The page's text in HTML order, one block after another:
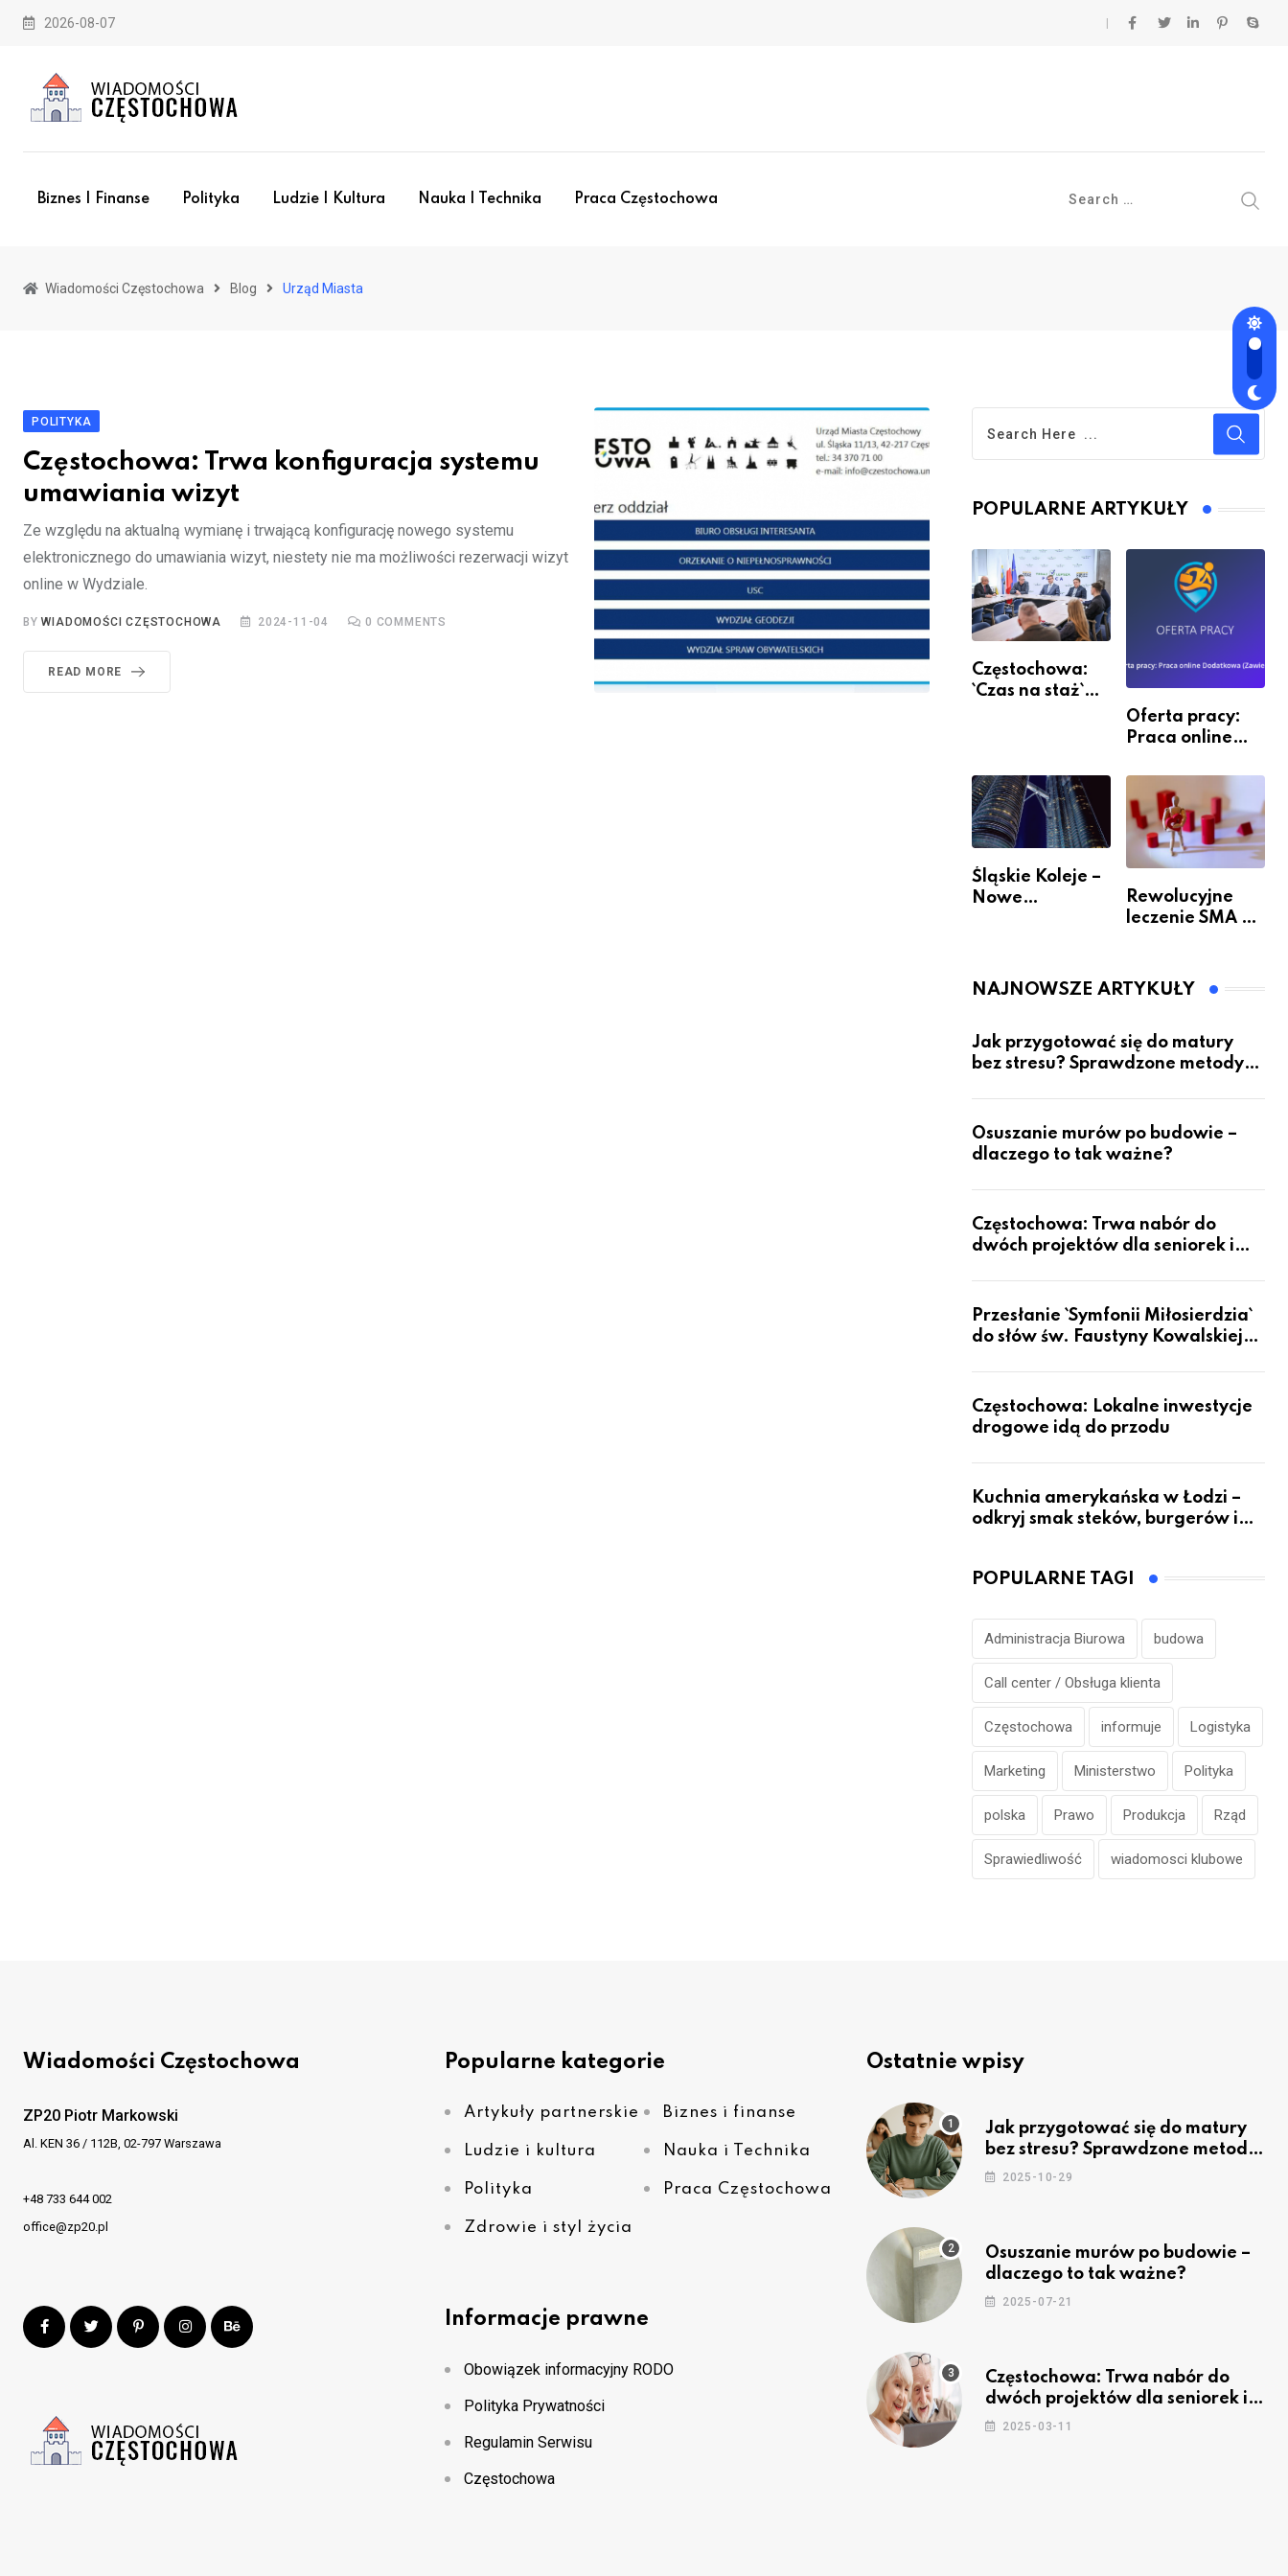
Skip
2026-08-07
Biznes I Finanse Polityka Ludzie I Kultura Nauka I Technika Praca Częstochowa
Wiadomości Częstochowa Blog Urząd Miasta
POLITYKA
Częstochowa: Trwa konfiguracja systemu
umawiania wizyt
Ze względu na aktualną wymianę i trwającą konfigurację nowego systemu
elektronicznego do umawiania wizyt, niestety nie ma możliwości rezerwacji wizyt
online w Wydziale.
BYWIADOMOŚCI CZĘSTOCHOWA 2024-11-04 0 COMMENTS
READ MORE
POPULARNE ARTYKUŁY
Częstochowa:
`Czas na staż`
Oferta pracy:
Praca online
(Zawiercie)
Śląskie Koleje –
Nowe
Rewolucyjne
leczenie SMA –
pacjentów?
NAJNOWSZE ARTYKUŁY
Jak przygotować się do matury
bez stresu? Sprawdzone metody
Osuszanie murów po budowie –
dlaczego to tak ważne?
Częstochowa: Trwa nabór do
dwóch projektów dla seniorek i
Przesłanie `Symfonii Miłosierdzia`
do słów św. Faustyny Kowalskiej
Częstochowa: Lokalne inwestycje
drogowe idą do przodu
Kuchnia amerykańska w Łodzi –
odkryj smak steków, burgerów i
POPULARNE TAGI
Administracja Biurowa budowa
Call center / Obsługa klienta
Częstochowa informuje Logistyka
Marketing Ministerstwo Polityka
polska Prawo Produkcja Rząd
Sprawiedliwość wiadomosci klubowe
Wiadomości Częstochowa
ZP20 Piotr Markowski
Al. KEN 36 / 112B, 02-797 Warszawa
+48 733 644 002
office@zp20.pl
Popularne kategorie
Artykuły partnerskie Biznes i finanse
Ludzie i kultura Nauka i Technika
Polityka Praca Częstochowa
Zdrowie i styl życia
Informacje prawne
Obowiązek informacyjny RODO
Polityka Prywatności
Regulamin Serwisu
Częstochowa
Ostatnie wpisy
Jak przygotować się do matury
bez stresu? Sprawdzone metody
nauki z kursów w Częstochowie
2025-10-29
Osuszanie murów po budowie –
dlaczego to tak ważne?
2025-07-21
Częstochowa: Trwa nabór do
dwóch projektów dla seniorek i
seniorów
2025-03-11